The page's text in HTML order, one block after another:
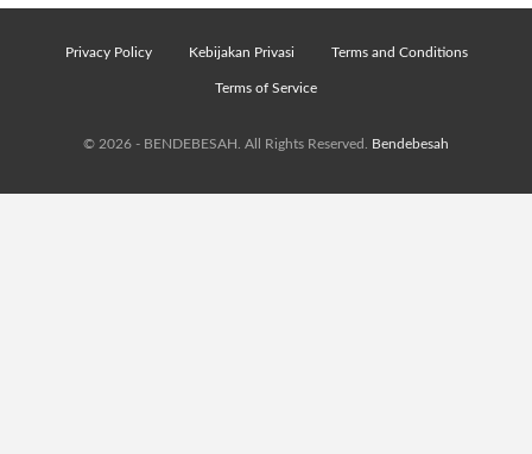
Privacy Policy Kebijakan Privasi Terms and Conditions
Terms of Service
© 2026 - BENDEBESAH. All Rights Reserved. Bendebesah